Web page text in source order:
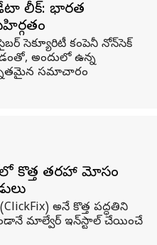
లీక్‌: భారత
సెక్యూరిటీ కంపెనీ నోన్‌సెక్
అందులో ఉన్న
సమాచారం
కొత్త తరహా మోసం
అనే కొత్త పద్ధతిని
మాల్వేర్‌ ఇన్‌స్టాల్‌ చేయించే